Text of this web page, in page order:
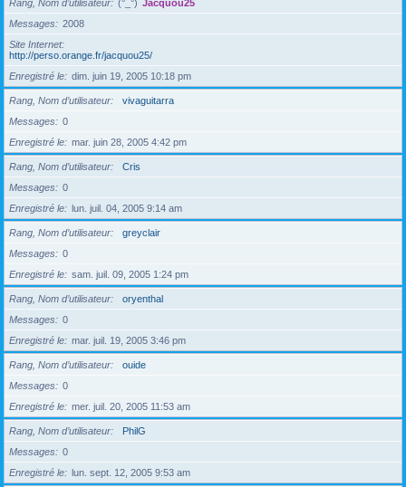
Rang, Nom d’utilisateur (°_°) Jacquou25
Messages
2008
Site Internet
http://perso.orange.fr/jacquou25/
Enregistré le
dim. juin 19, 2005 10:18 pm
Rang, Nom d’utilisateur
vivaguitarra
Messages
0
Enregistré le
mar. juin 28, 2005 4:42 pm
Rang, Nom d’utilisateur
Cris
Messages
0
Enregistré le
lun. juil. 04, 2005 9:14 am
Rang, Nom d’utilisateur
greyclair
Messages
0
Enregistré le
sam. juil. 09, 2005 1:24 pm
Rang, Nom d’utilisateur
oryenthal
Messages
0
Enregistré le
mar. juil. 19, 2005 3:46 pm
Rang, Nom d’utilisateur
ouide
Messages
0
Enregistré le
mer. juil. 20, 2005 11:53 am
Rang, Nom d’utilisateur
PhilG
Messages
0
Enregistré le
lun. sept. 12, 2005 9:53 am